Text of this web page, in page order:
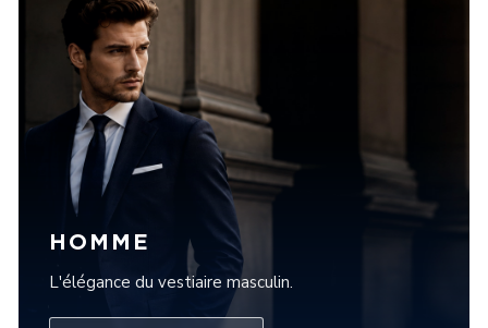
HOMME
L'élégance du vestiaire masculin.